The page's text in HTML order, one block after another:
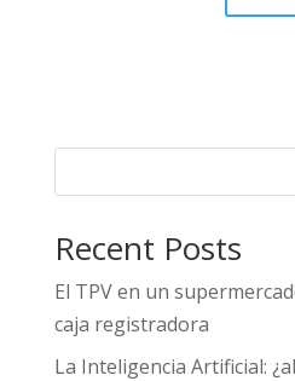
Recent Posts
El TPV en un
caja registradora
La Inteligencia Artificial: